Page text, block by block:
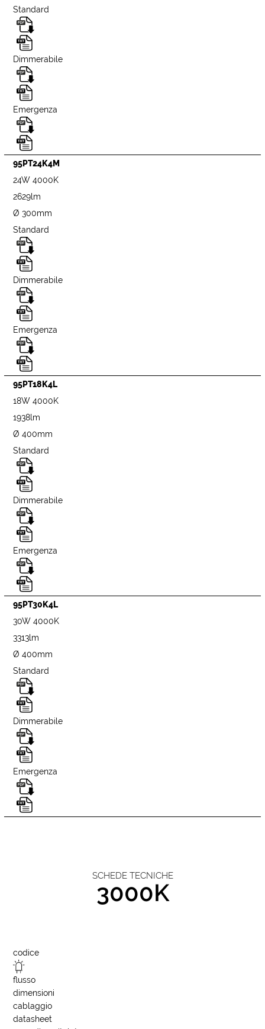
Standard
Dimmerabile
Emergenza
95PT24K4M
24W 4000K
2629lm
Ø 300mm
Standard
Dimmerabile
Emergenza
95PT18K4L
18W 4000K
1938lm
Ø 400mm
Standard
Dimmerabile
Emergenza
95PT30K4L
30W 4000K
3313lm
Ø 400mm
Standard
Dimmerabile
Emergenza
SCHEDE TECNICHE
3000K
codice
flusso
dimensioni
cablaggio
datasheet